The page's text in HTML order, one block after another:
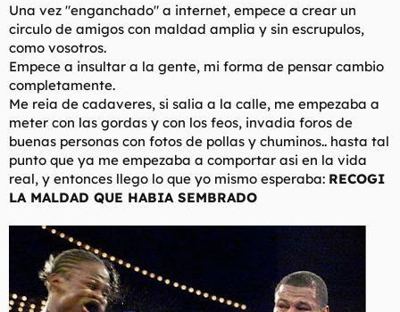
Una vez "enganchado" a internet, empece a crear un
circulo de amigos con maldad amplia y sin escrupulos,
como vosotros.
Empece a insultar a la gente, mi forma de pensar cambio
completamente.
Me reia de cadaveres, si salia a la calle, me empezaba a
meter con las gordas y con los feos, invadia foros de
buenas personas con fotos de pollas y chuminos.. hasta tal
punto que ya me empezaba a comportar asi en la vida
real, y entonces llego lo que yo mismo esperaba: RECOGI
LA MALDAD QUE HABIA SEMBRADO